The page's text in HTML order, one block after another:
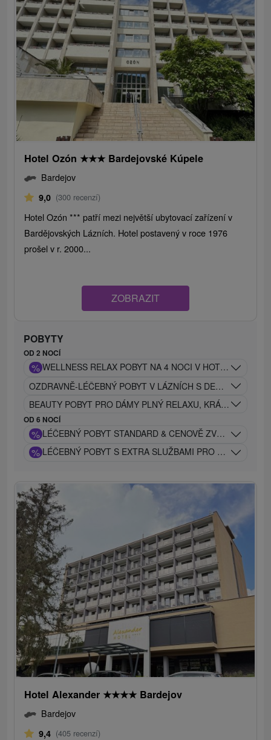
Hotel Ozón ★★★ Bardejovské Kúpele
Bardejov
9,0 (300 recenzí)
Hotel Ozón *** patří mezi největší ubytovací zařízení v
Bardějovských Lázních. Hotel postavený v roce 1976
prošel v r. 2000...
ZOBRAZIT
POBYTY
OD 2 NOCÍ
% WELLNESS RELAX POBYT NA 4 NOCI V HOTELU
OZDRAVNĚ-LÉČEBNÝ POBYT V LÁZNÍCH S DENNÍM
BEAUTY POBYT PRO DÁMY PLNÝ RELAXU, KRÁSY A PÉČE
OD 6 NOCÍ
% LÉČEBNÝ POBYT STANDARD & CENOVĚ ZVÝHODNĚNÝ
% LÉČEBNÝ POBYT S EXTRA SLUŽBAMI PRO NÁROČNÉ
Hotel Alexander ★★★★ Bardejov
Bardejov
9,4 (405 recenzí)